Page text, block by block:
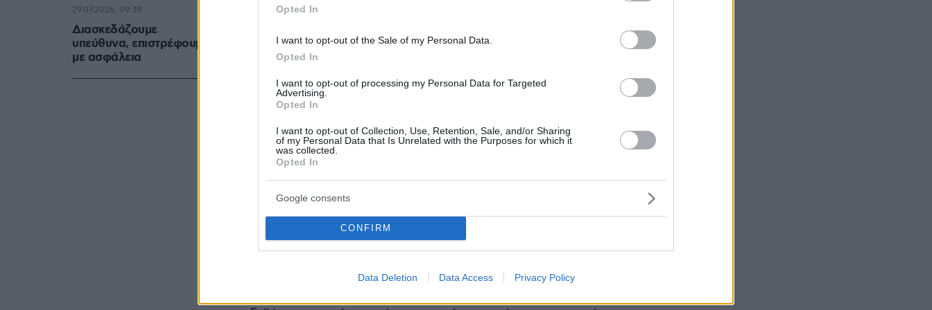
Opted In
I want to opt-out of the Sale of my Personal Data.
Opted In
I want to opt-out of processing my Personal Data for Targeted
Advertising.
Opted In
I want to opt-out of Collection, Use, Retention, Sale, and/or Sharing
of my Personal Data that Is Unrelated with the Purposes for which it
was collected.
Opted In
Google consents
CONFIRM
Data Deletion Data Access Privacy Policy
Στη συνέχεια, μίλησε για την πρώτη της σεξουαλική
Το αγόρι ήρθε πρώτο. Για εμένα ήταν τάμπου
Διασκεδάζουμε
υπεύθυνα, επιστρέφουμε
με ασφάλεια
29.07.2026, 09:39